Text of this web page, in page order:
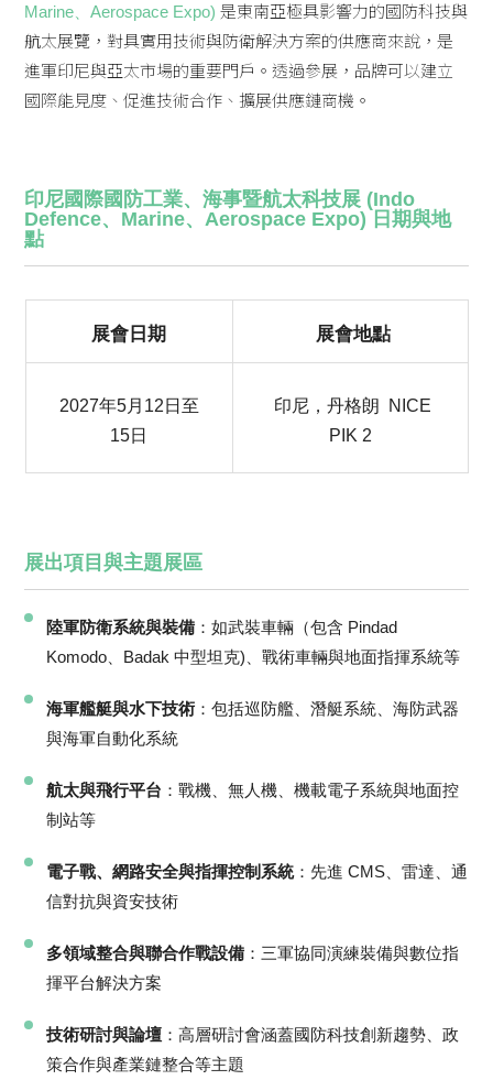
Marine、Aerospace Expo)是東南亞極具影響力的國防科技與
航太展覽，對具實用技術與防衛解決方案的供應商來說，是
進軍印尼與亞太市場的重要門戶。透過參展，品牌可以建立
國際能見度、促進技術合作、擴展供應鏈商機。
印尼國際國防工業、海事暨航太科技展 (Indo
Defence、Marine、Aerospace Expo) 日期與地
點
展會日期 展會地點
2027年5月12日至
15日
印尼，丹格朗 NICE
PIK 2
展出項目與主題展區
陸軍防衛系統與裝備 ：如武裝車輛（包含 Pindad
Komodo、Badak 中型坦克)、戰術車輛與地面指揮系統等
海軍艦艇與水下技術 ：包括巡防艦、潛艇系統、海防武器
與海軍自動化系統
航太與飛行平台 ：戰機、無人機、機載電子系統與地面控
制站等
電子戰、網路安全與指揮控制系統：先進 CMS、雷達、通
信對抗與資安技術
多領域整合與聯合作戰設備 ：三軍協同演練裝備與數位指
揮平台解決方案
技術研討與論壇 ：高層研討會涵蓋國防科技創新趨勢、政
策合作與產業鏈整合等主題